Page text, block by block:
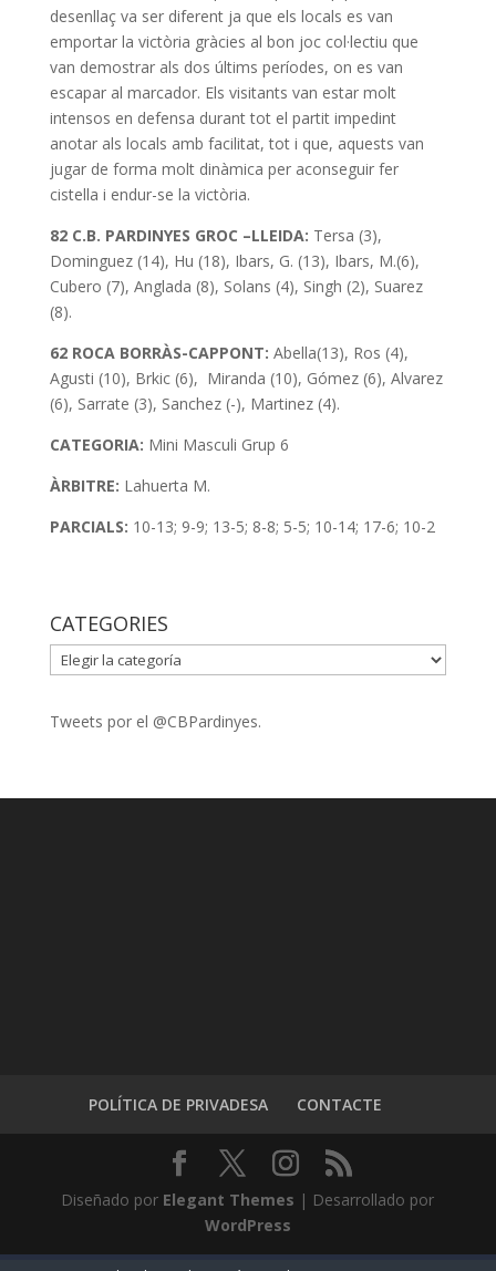
desenllaç va ser diferent ja que els locals es van
emportar la victòria gràcies al bon joc col·lectiu que
van demostrar als dos últims períodes, on es van
escapar al marcador. Els visitants van estar molt
intensos en defensa durant tot el partit impedint
anotar als locals amb facilitat, tot i que, aquests van
jugar de forma molt dinàmica per aconseguir fer
cistella i endur-se la victòria.
82 C.B. PARDINYES GROC –LLEIDA: Tersa (3),
Dominguez (14), Hu (18), Ibars, G. (13), Ibars, M.(6),
Cubero (7), Anglada (8), Solans (4), Singh (2), Suarez
(8).
62 ROCA BORRÀS-CAPPONT: Abella(13), Ros (4),
Agusti (10), Brkic (6), Miranda (10), Gómez (6), Alvarez
(6), Sarrate (3), Sanchez (-), Martinez (4).
CATEGORIA: Mini Masculi Grup 6
ÀRBITRE: Lahuerta M.
PARCIALS: 10-13; 9-9; 13-5; 8-8; 5-5; 10-14; 17-6; 10-2
CATEGORIES
CATEGORIES
Tweets por el @CBPardinyes.
POLÍTICA DE PRIVADESA CONTACTE
Diseñado por Elegant Themes | Desarrollado por
WordPress